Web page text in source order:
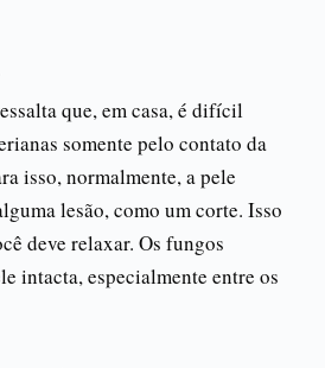
que, em casa, é difícil
somente pelo contato da
isso, normalmente, a pele
lesão, como um corte. Isso
deve relaxar. Os fungos
intacta, especialmente entre os